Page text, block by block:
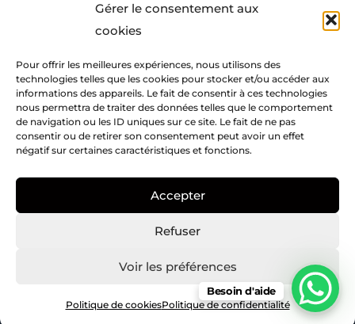
Gérer le consentement aux
cookies
Pour offrir les meilleures expériences, nous utilisons des
technologies telles que les cookies pour stocker et/ou accéder aux
informations des appareils. Le fait de consentir à ces technologies
nous permettra de traiter des données telles que le comportement
de navigation ou les ID uniques sur ce site. Le fait de ne pas
consentir ou de retirer son consentement peut avoir un effet
négatif sur certaines caractéristiques et fonctions.
Accepter
Refuser
Voir les préférences
Politique de cookiesPolitique de confidentialité
15,50€
22,00
Mentions légales​
Infos pratiques
Creatike
Nous suivre
o
-
I
s
a
n
t
e
Copyright © Creatike – 2021
Besoin d'aide